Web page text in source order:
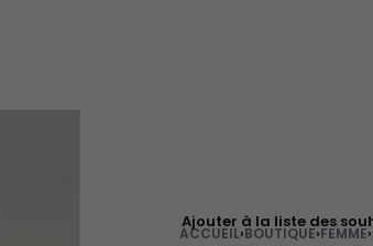
Ajouter à la liste des
ACCUEIL›BOUTIQUE›FEMME›